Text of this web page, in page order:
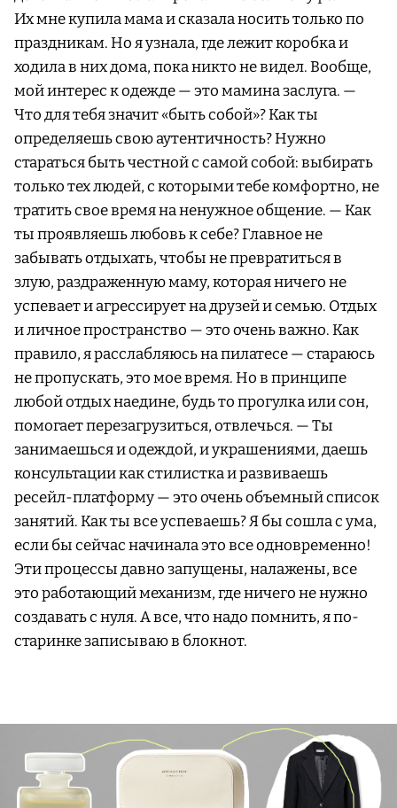
Их мне купила мама и сказала носить только по
праздникам. Но я узнала, где лежит коробка и
ходила в них дома, пока никто не видел. Вообще,
мой интерес к одежде — это мамина заслуга. —
Что для тебя значит «быть собой»? Как ты
определяешь свою аутентичность? Нужно
стараться быть честной с самой собой: выбирать
только тех людей, с которыми тебе комфортно, не
тратить свое время на ненужное общение. — Как
ты проявляешь любовь к себе? Главное не
забывать отдыхать, чтобы не превратиться в
злую, раздраженную маму, которая ничего не
успевает и агрессирует на друзей и семью. Отдых
и личное пространство — это очень важно. Как
правило, я расслабляюсь на пилатесе — стараюсь
не пропускать, это мое время. Но в принципе
любой отдых наедине, будь то прогулка или сон,
помогает перезагрузиться, отвлечься. — Ты
занимаешься и одеждой, и украшениями, даешь
консультации как стилистка и развиваешь
ресейл-платформу — это очень объемный список
занятий. Как ты все успеваешь? Я бы сошла с ума,
если бы сейчас начинала это все одновременно!
Эти процессы давно запущены, налажены, все
это работающий механизм, где ничего не нужно
создавать с нуля. А все, что надо помнить, я по-
старинке записываю в блокнот.